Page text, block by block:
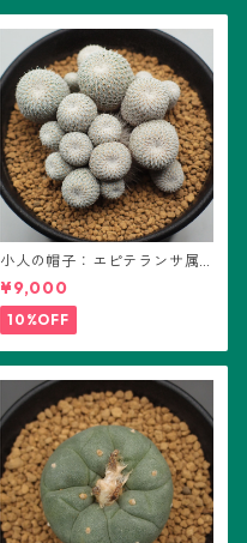
小人の帽子：エピテランサ属
(B01)
¥9,000
10%OFF